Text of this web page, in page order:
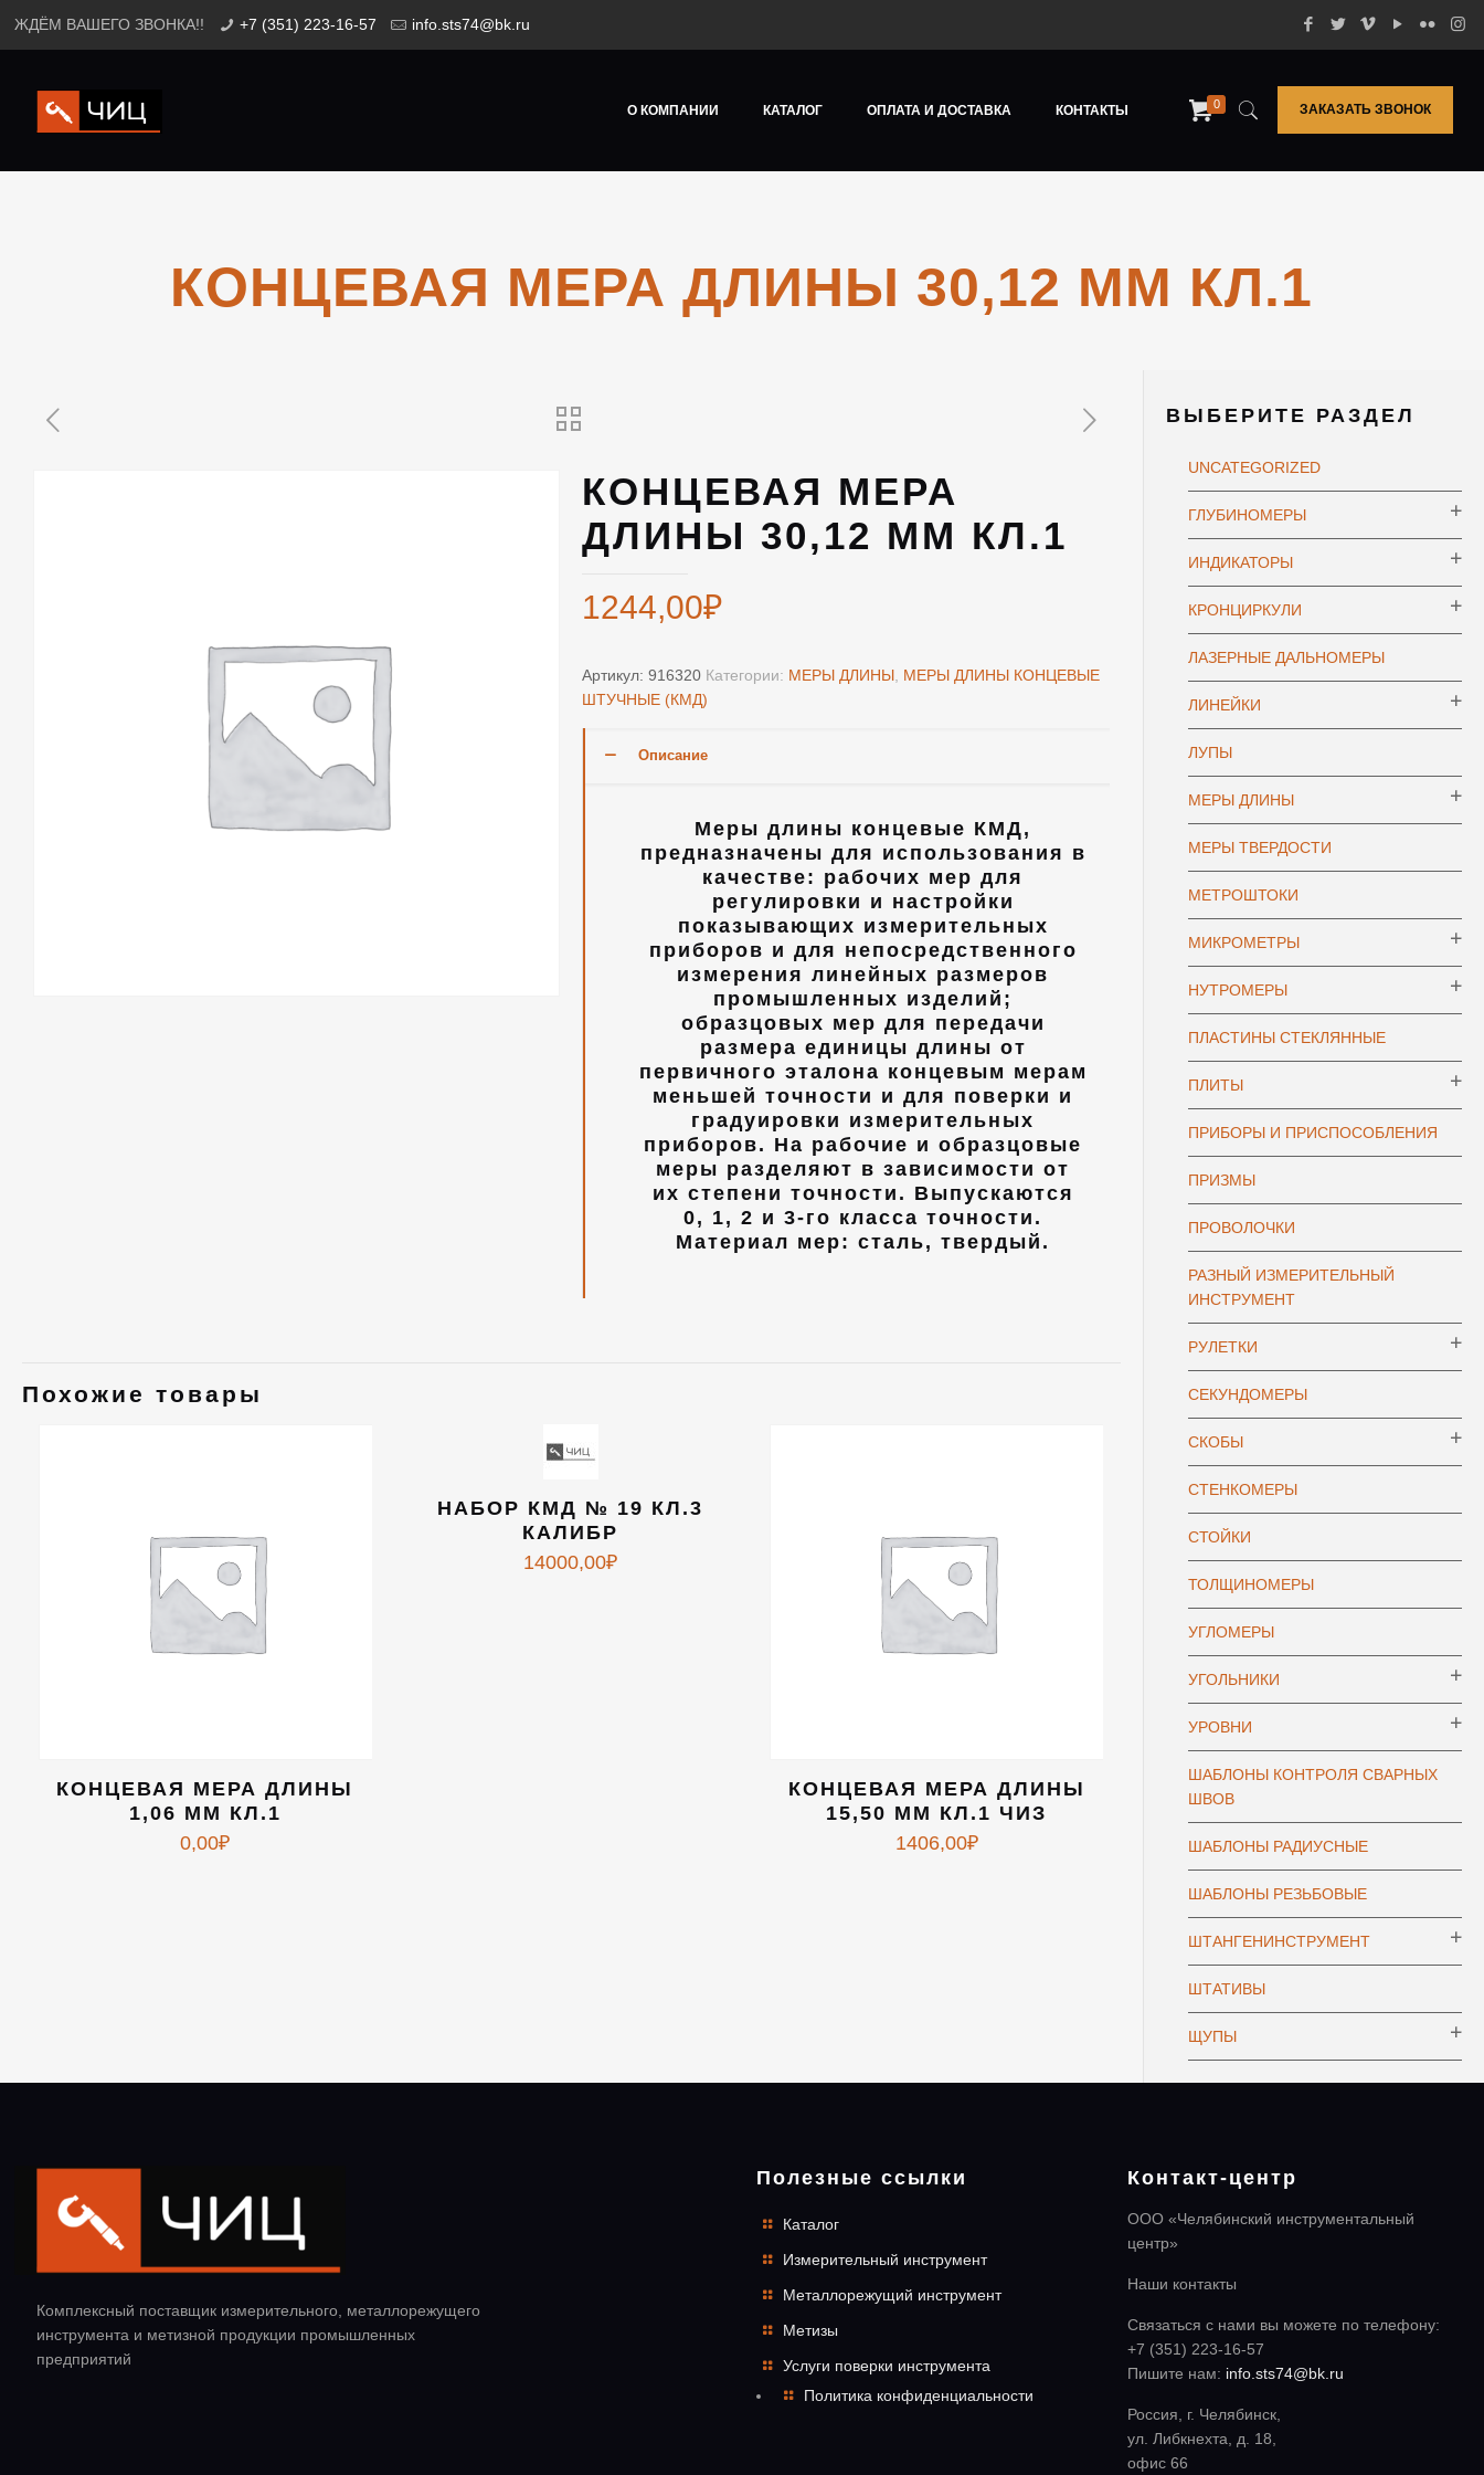
ЖДЁМ ВАШЕГО ЗВОНКА!! +7 (351) 223-16-57 info.sts74@bk.ru
О КОМПАНИИ КАТАЛОГ ОПЛАТА И ДОСТАВКА КОНТАКТЫ 0 ЗАКАЗАТЬ ЗВОНОК
КОНЦЕВАЯ МЕРА ДЛИНЫ 30,12 ММ КЛ.1
КОНЦЕВАЯ МЕРА
ДЛИНЫ 30,12 ММ КЛ.1
1244,00₽
Артикул:916320 Категории: МЕРЫ ДЛИНЫ МЕРЫ ДЛИНЫ КОНЦЕВЫЕ
ШТУЧНЫЕ (КМД)
Описание
Меры длины концевые КМД,
предназначены для использования в
качестве: рабочих мер для
регулировки и настройки
показывающих измерительных
приборов и для непосредственного
измерения линейных размеров
промышленных изделий;
образцовых мер для передачи
размера единицы длины от
первичного эталона концевым мерам
меньшей точности и для поверки и
градуировки измерительных
приборов. На рабочие и образцовые
меры разделяют в зависимости от
их степени точности. Выпускаются
0, 1, 2 и 3-го класса точности.
Материал мер: сталь, твердый.
Похожие товары
КОНЦЕВАЯ МЕРА ДЛИНЫ
1,06 ММ КЛ.1
0,00₽
НАБОР КМД № 19 КЛ.3
КАЛИБР
14000,00₽
КОНЦЕВАЯ МЕРА ДЛИНЫ
15,50 ММ КЛ.1 ЧИЗ
1406,00₽
ВЫБЕРИТЕ РАЗДЕЛ
UNCATEGORIZED
ГЛУБИНОМЕРЫ
ИНДИКАТОРЫ
КРОНЦИРКУЛИ
ЛАЗЕРНЫЕ ДАЛЬНОМЕРЫ
ЛИНЕЙКИ
ЛУПЫ
МЕРЫ ДЛИНЫ
МЕРЫ ТВЕРДОСТИ
МЕТРОШТОКИ
МИКРОМЕТРЫ
НУТРОМЕРЫ
ПЛАСТИНЫ СТЕКЛЯННЫЕ
ПЛИТЫ
ПРИБОРЫ И ПРИСПОСОБЛЕНИЯ
ПРИЗМЫ
ПРОВОЛОЧКИ
РАЗНЫЙ ИЗМЕРИТЕЛЬНЫЙ
ИНСТРУМЕНТ
РУЛЕТКИ
СЕКУНДОМЕРЫ
СКОБЫ
СТЕНКОМЕРЫ
СТОЙКИ
ТОЛЩИНОМЕРЫ
УГЛОМЕРЫ
УГОЛЬНИКИ
УРОВНИ
ШАБЛОНЫ КОНТРОЛЯ СВАРНЫХ
ШВОВ
ШАБЛОНЫ РАДИУСНЫЕ
ШАБЛОНЫ РЕЗЬБОВЫЕ
ШТАНГЕНИНСТРУМЕНТ
ШТАТИВЫ
ЩУПЫ
Комплексный поставщик измерительного, металлорежущего
инструмента и метизной продукции промышленных
предприятий
Полезные ссылки
Каталог
Измерительный инструмент
Металлорежущий инструмент
Метизы
Услуги поверки инструмента
Политика конфиденциальности
Контакт-центр
ООО «Челябинский инструментальный
центр»
Наши контакты
Связаться с нами вы можете по телефону:
+7 (351) 223-16-57
Пишите нам: info.sts74@bk.ru
Россия, г. Челябинск,
ул. Либкнехта, д. 18,
офис 66